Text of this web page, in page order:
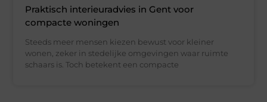
Praktisch interieuradvies in Gent voor
compacte woningen
Steeds meer mensen kiezen bewust voor kleiner
wonen, zeker in stedelijke omgevingen waar ruimte
schaars is. Toch betekent een compacte